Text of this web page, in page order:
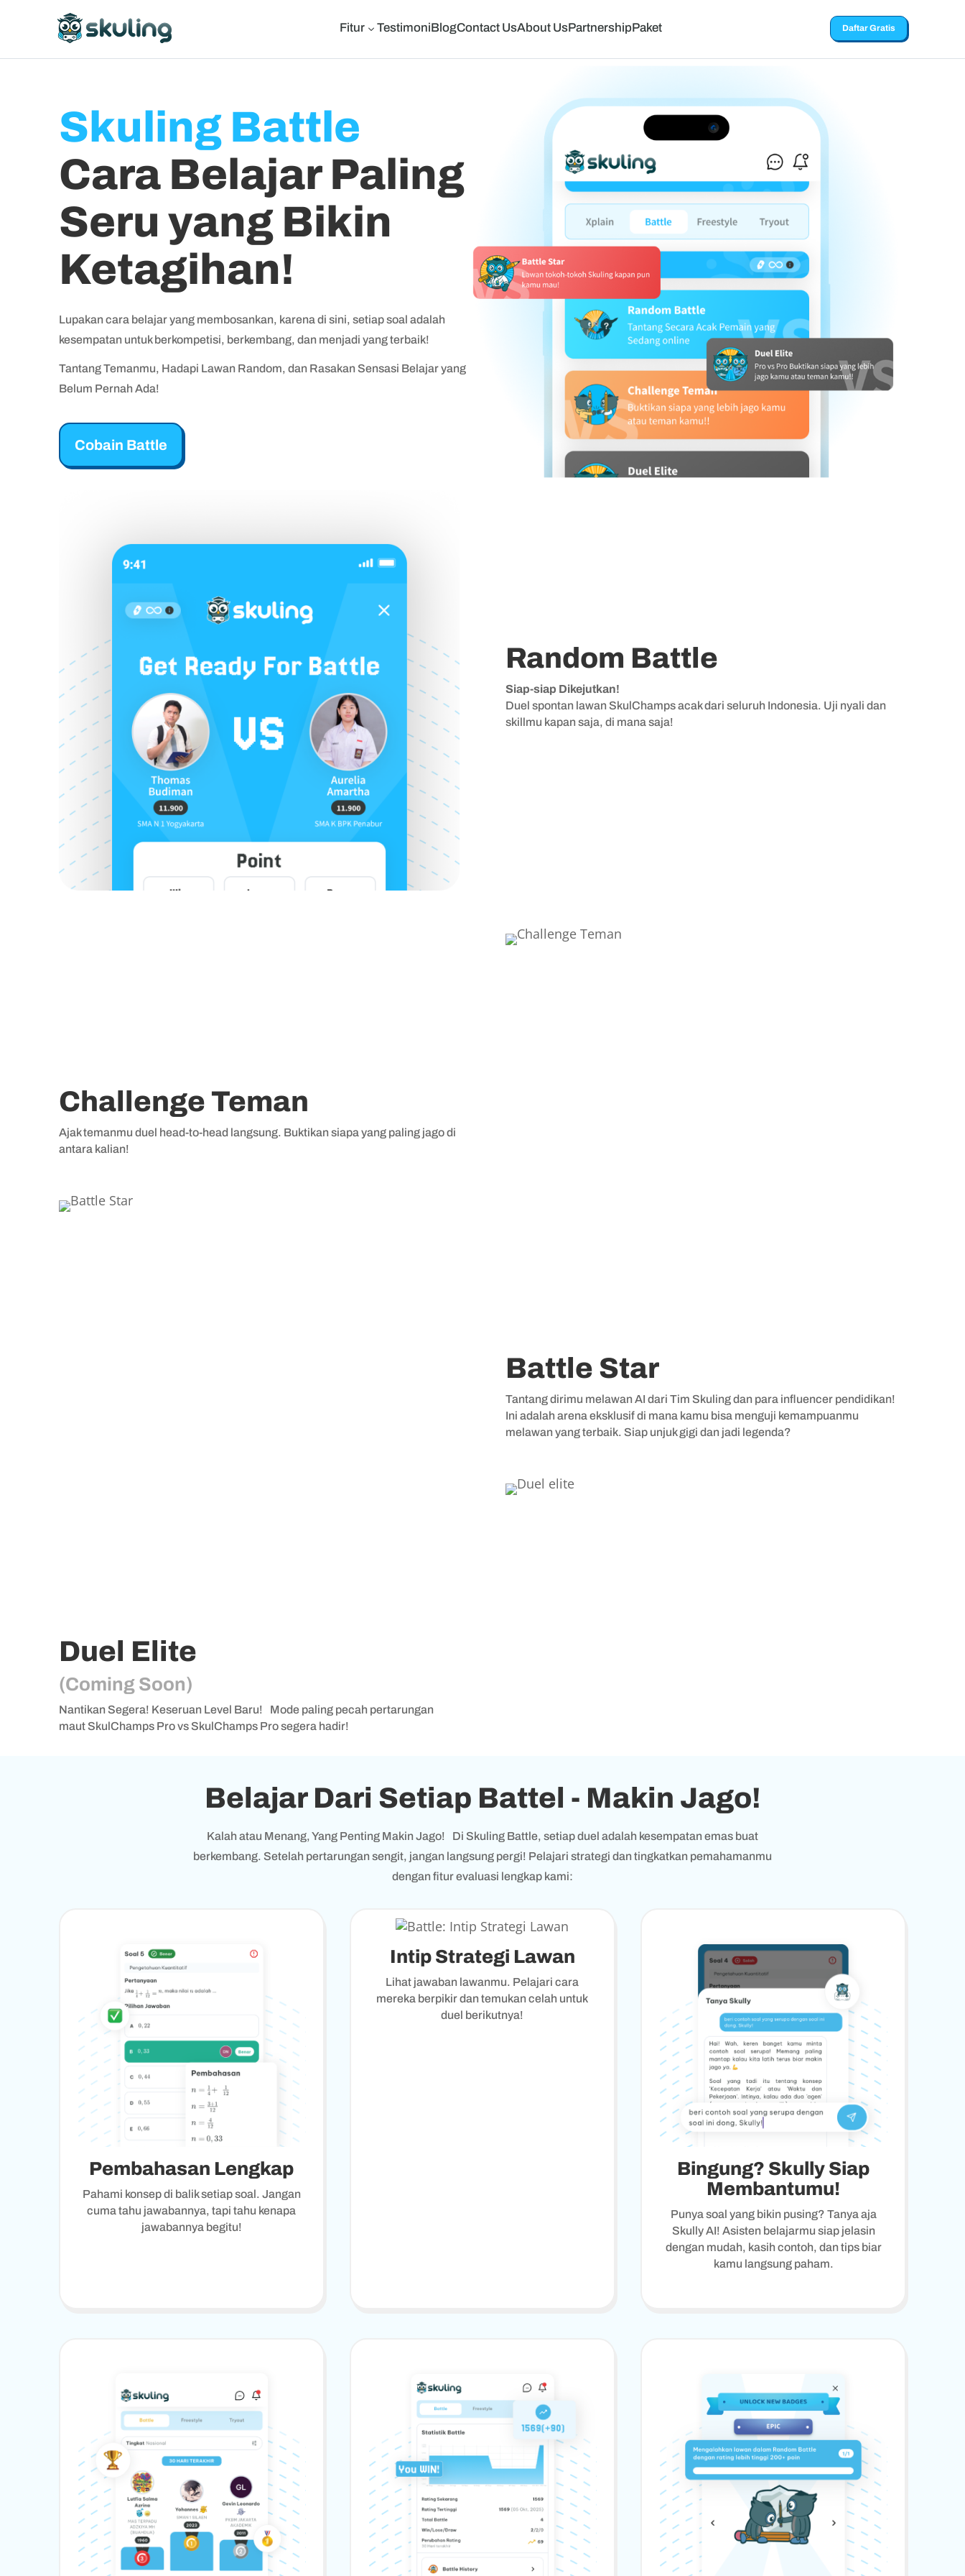
Fitur 3 TestimoniBlogContact UsAbout UsPartnershipPaket Daftar Gratis
Skuling Battle
Cara Belajar Paling
Seru yang Bikin
Ketagihan!
Lupakan cara belajar yang membosankan, karena di sini, setiap soal adalah
kesempatan untuk berkompetisi, berkembang, dan menjadi yang terbaik!
Tantang Temanmu, Hadapi Lawan Random, dan Rasakan Sensasi Belajar yang
Belum Pernah Ada!
Cobain Battle
Random Battle
Siap-siap Dikejutkan!
Duel spontan lawan SkulChamps acak dari seluruh Indonesia. Uji nyali dan
skillmu kapan saja, di mana saja!
Challenge Teman
Ajak temanmu duel head-to-head langsung. Buktikan siapa yang paling jago di
antara kalian!
Battle Star
Tantang dirimu melawan AI dari Tim Skuling dan para influencer pendidikan!
Ini adalah arena eksklusif di mana kamu bisa menguji kemampuanmu
melawan yang terbaik. Siap unjuk gigi dan jadi legenda?
Duel Elite
(Coming Soon)
Nantikan Segera! Keseruan Level Baru! Mode paling pecah pertarungan
maut SkulChamps Pro vs SkulChamps Pro segera hadir!
Belajar Dari Setiap Battel - Makin Jago!
Kalah atau Menang, Yang Penting Makin Jago! Di Skuling Battle, setiap duel adalah kesempatan emas buat
berkembang. Setelah pertarungan sengit, jangan langsung pergi! Pelajari strategi dan tingkatkan pemahamanmu
dengan fitur evaluasi lengkap kami:
Pembahasan Lengkap
Pahami konsep di balik setiap soal. Jangan
cuma tahu jawabannya, tapi tahu kenapa
jawabannya begitu!
Intip Strategi Lawan
Lihat jawaban lawanmu. Pelajari cara
mereka berpikir dan temukan celah untuk
duel berikutnya!
Bingung? Skully Siap
Membantumu!
Punya soal yang bikin pusing? Tanya aja
Skully AI! Asisten belajarmu siap jelasin
dengan mudah, kasih contoh, dan tips biar
kamu langsung paham.